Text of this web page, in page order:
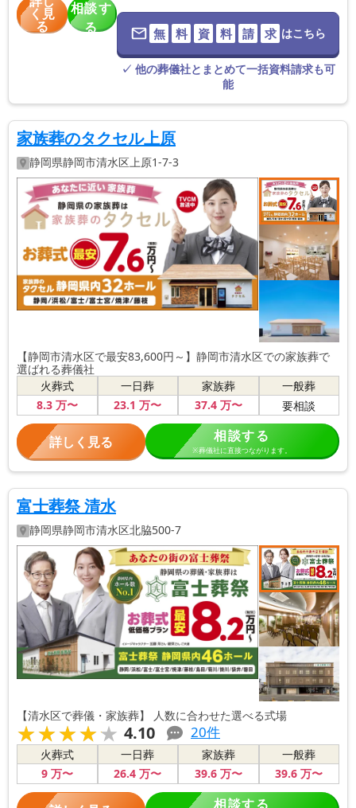
く見
る
相談す
る
無 料 資 料 請 求 はこちら
✓ 他の葬儀社とまとめて一括資料請求も可
能
家族葬のタクセル上原
静岡県静岡市清水区上原1-7-3
【静岡市清水区で最安83,600円～】静岡市清水区での家族葬で
選ばれる葬儀社
火葬式
8.3万〜
一日葬
23.1 万〜
家族葬
37.4万〜
一般葬
要相談
詳しく見る 相談する
※葬儀社に直接つながります。
富士葬祭 清水
静岡県静岡市清水区北脇500-7
【清水区で葬儀・家族葬】 人数に合わせた選べる式場
★★★★★
★★★★★ 4.10 20件
火葬式
9万〜
一日葬
26.4 万〜
家族葬
39.6万〜
一般葬
39.6 万〜
相談する